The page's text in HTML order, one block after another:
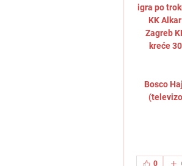
igra po
KK
Zagreb
kreće
Bosco
0